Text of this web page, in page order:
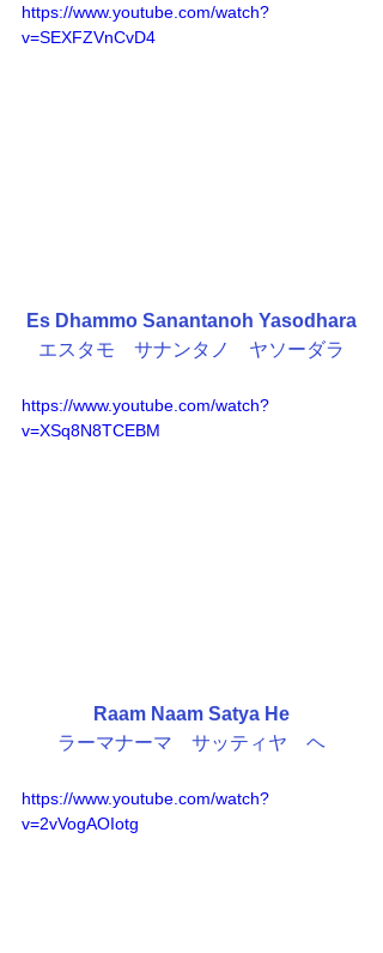
https://www.youtube.com/watch?
v=SEXFZVnCvD4
Es Dhammo Sanantanoh Yasodhara
エスタモ　サナンタノ　ヤソーダラ
https://www.youtube.com/watch?
v=XSq8N8TCEBM
Raam Naam Satya He
ラーマナーマ　サッティヤ　ヘ
https://www.youtube.com/watch?
v=2vVogAOIotg